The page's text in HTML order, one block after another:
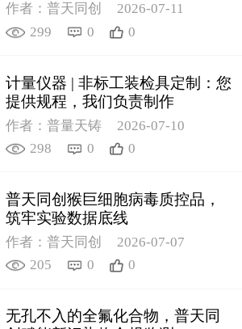
作者：普天同创
2026-07-11
299
0 0
计量仪器 | 非标工装检具定制：您
提供规程，我们负责制作
作者：普量天铸
2026-07-10
298
0 0
普天同创猴巨细胞病毒质控品，
筑牢实验数据底线
作者：普天同创
2026-07-07
205
0 0
无孔不入的全氟化合物，普天同